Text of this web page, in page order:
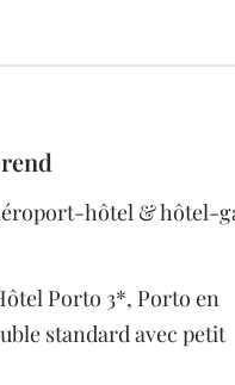
hôtel & hôtel-
Porto 3*, Porto en
standard avec petit